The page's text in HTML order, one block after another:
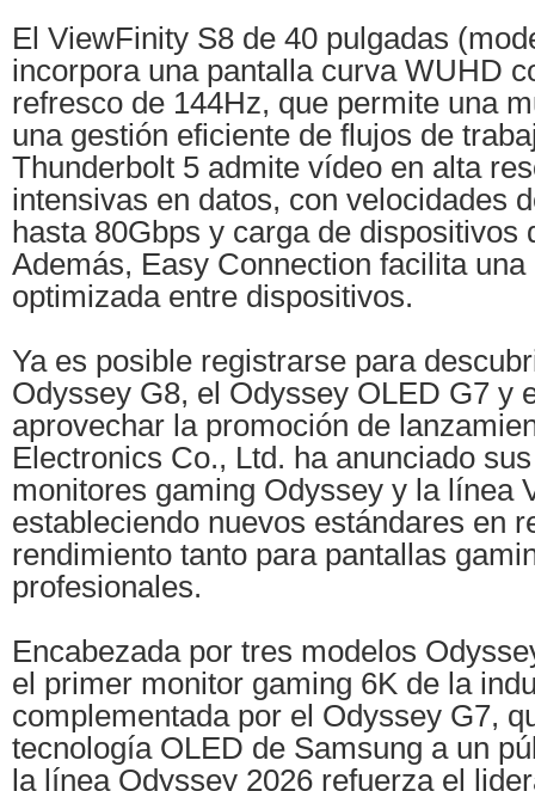
El ViewFinity S8 de 40 pulgadas
incorpora una pantalla curva WUHD
refresco de 144Hz, que permite una
una gestión eficiente de flujos de
Thunderbolt 5 admite vídeo en alta
intensivas en datos, con velocidades
hasta 80Gbps y carga de dispositivos
Además, Easy Connection facilita
optimizada entre dispositivos.
Ya es posible registrarse para
Odyssey G8, el Odyssey OLED G7 y
aprovechar la promoción de
Electronics Co., Ltd. ha anunciado
monitores gaming Odyssey y la línea
estableciendo nuevos estándares en
rendimiento tanto para pantallas
profesionales.
Encabezada por tres modelos
el primer monitor gaming 6K de la
complementada por el Odyssey G7,
tecnología OLED de Samsung a un
la línea Odyssey 2026 refuerza el